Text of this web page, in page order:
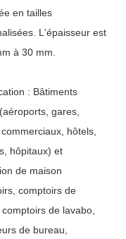
en tailles
L'épaisseur est
à 30 mm.
: Bâtiments
gares,
hôtels,
hôpitaux) et
de maison
comptoirs de
de lavabo,
de bureau,